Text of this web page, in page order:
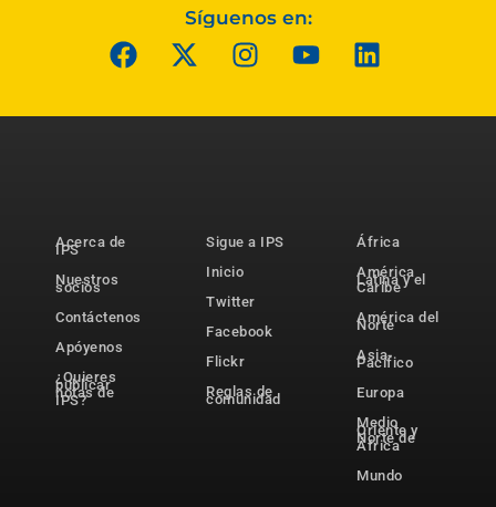
Síguenos en:
Acerca de
IPS
Nuestros
socios
Contáctenos
Apóyenos
¿Quieres
publicar
notas de
IPS?
Sigue a IPS
Inicio
Twitter
Facebook
Flickr
Reglas de
comunidad
África
América
Latina y el
Caribe
América del
Norte
Asia-
Pacífico
Europa
Medio
Oriente y
Norte de
África
Mundo